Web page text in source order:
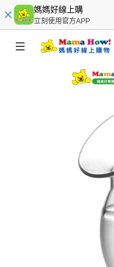
媽媽好線上購
立刻使用官方APP